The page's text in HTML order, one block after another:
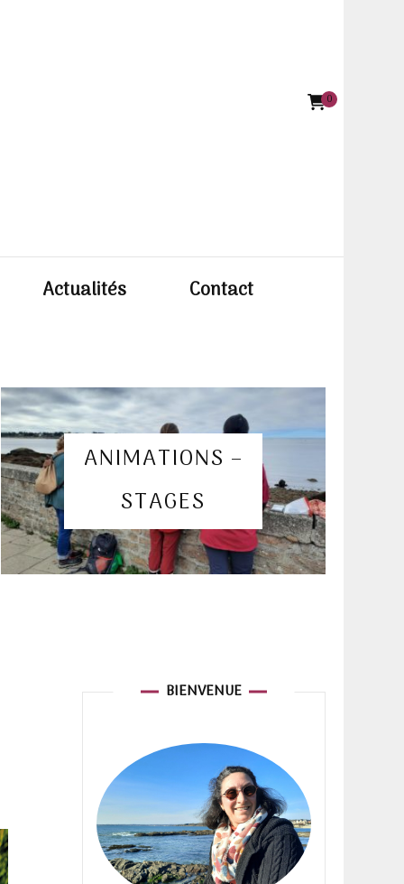
de
0
Actualités Contact
ANIMATIONS –
STAGES
BIENVENUE